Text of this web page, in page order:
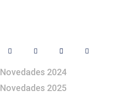
Novedades 2024
Novedades 2025